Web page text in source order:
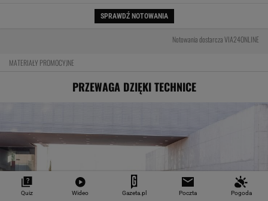
SPRAWDŹ NOTOWANIA
Notowania dostarcza VIA24ONLINE
MATERIAŁY PROMOCYJNE
PRZEWAGA DZIĘKI TECHNICE
Quiz Wideo Gazeta.pl Poczta Pogoda